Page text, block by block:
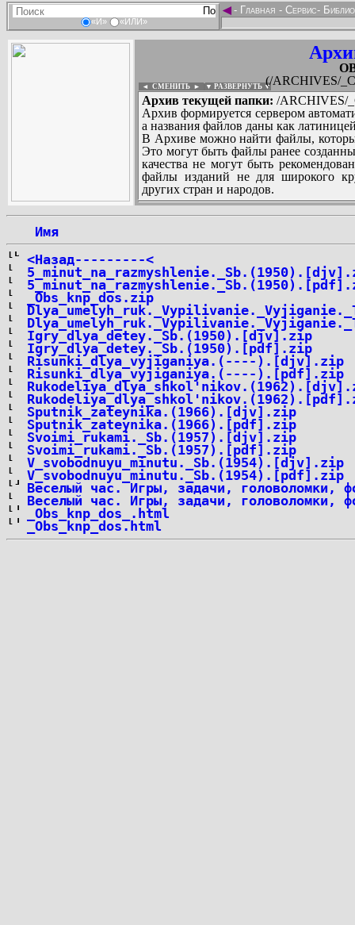
«И» «ИЛИ»
◄- Главная - Сервис-
(/ARCHIVES/
◄ СМЕНИТЬ ► ▼ РАЗВЕРНУТЬ ▼
Архив текущей папки: /ARCHIVES/
Архив формируется сервером
а названия файлов даны как
В Архиве можно найти файлы,
Это могут быть файлы ранее
качества не могут быть
файлы изданий не для широкого
других стран и народов.
Имя
<Назад---------<
_Obs_knp_dos.zip
Igry_dlya_detey._Sb.(1950).[djv].zip
Igry_dlya_detey._Sb.(1950).[pdf].zip
Risunki_dlya_vyjiganiya.(----).[djv].zip
Risunki_dlya_vyjiganiya.(----).[pdf].zip
Sputnik_zateynika.(1966).[djv].zip
Sputnik_zateynika.(1966).[pdf].zip
Svoimi_rukami._Sb.(1957).[djv].zip
Svoimi_rukami._Sb.(1957).[pdf].zip
V_svobodnuyu_minutu._Sb.(1954).[djv].zip
V_svobodnuyu_minutu._Sb.(1954).[pdf].zip
Веселый час. Игры, задачи, головоломки,
Веселый час. Игры, задачи, головоломки,
_Obs_knp_dos_.html
_Obs_knp_dos.html